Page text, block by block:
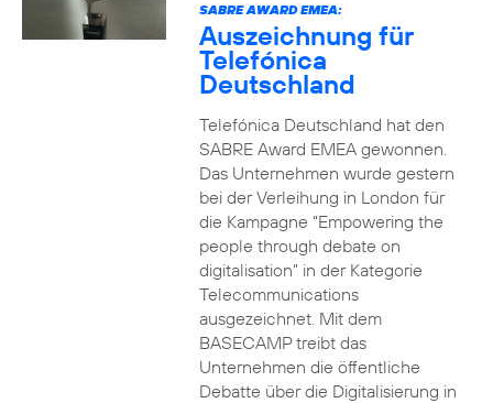
SABRE AWARD EMEA:
Auszeichnung für
Telefónica
Deutschland
Telefónica Deutschland hat den
SABRE Award EMEA gewonnen.
Das Unternehmen wurde gestern
bei der Verleihung in London für
die Kampagne “Empowering the
people through debate on
digitalisation” in der Kategorie
Telecommunications
ausgezeichnet. Mit dem
BASECAMP treibt das
Unternehmen die öffentliche
Debatte über die Digitalisierung in